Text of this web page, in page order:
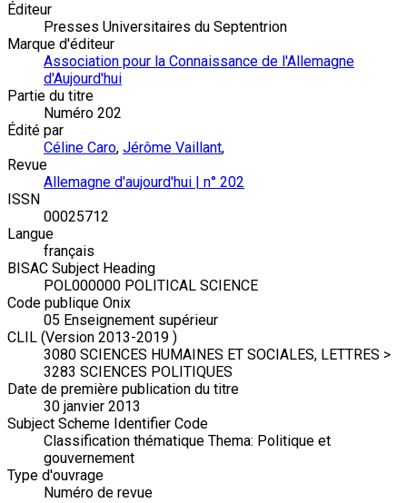
Éditeur
Presses Universitaires du Septentrion
Marque d'éditeur
Association pour la Connaissance de l'Allemagne
d'Aujourd'hui
Partie du titre
Numéro 202
Édité par
Céline Caro, Jérôme Vaillant,
Revue
Allemagne d'aujourd'hui | n° 202
ISSN
00025712
Langue
français
BISAC Subject Heading
POL000000 POLITICAL SCIENCE
Code publique Onix
05 Enseignement supérieur
CLIL (Version 2013-2019 )
3080 SCIENCES HUMAINES ET SOCIALES, LETTRES >
3283 SCIENCES POLITIQUES
Date de première publication du titre
30 janvier 2013
Subject Scheme Identifier Code
Classification thématique Thema: Politique et
gouvernement
Type d'ouvrage
Numéro de revue